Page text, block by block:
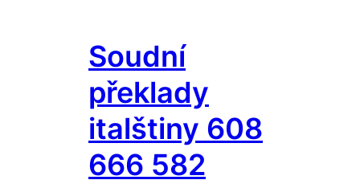
obsahSoudní
překlady
italštiny 608
666 582